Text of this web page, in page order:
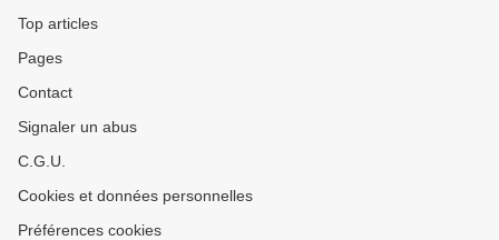
Top articles
Pages
Contact
Signaler un abus
C.G.U.
Cookies et données personnelles
Préférences cookies